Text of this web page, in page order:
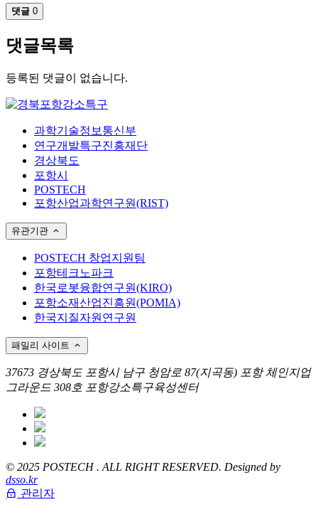
댓글 0
댓글목록
등록된 댓글이 없습니다.
과학기술정보통신부
연구개발특구진흥재단
경상북도
포항시
POSTECH
포항산업과학연구원(RIST)
유관기관
POSTECH 창업지원팀
포항테크노파크
한국로봇융합연구원(KIRO)
포항소재산업진흥원(POMIA)
한국지질자원연구원
패밀리 사이트
37673 경상북도 포항시 남구 청암로 87(지곡동) 포항 체인지업
그라운드 308호 포항강소특구육성센터
© 2025 POSTECH . ALL RIGHT RESERVED. Designed by
dsso.kr
관리자